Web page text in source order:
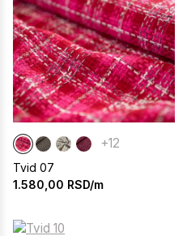
+12
Tvid 07
1.580,00 RSD/m